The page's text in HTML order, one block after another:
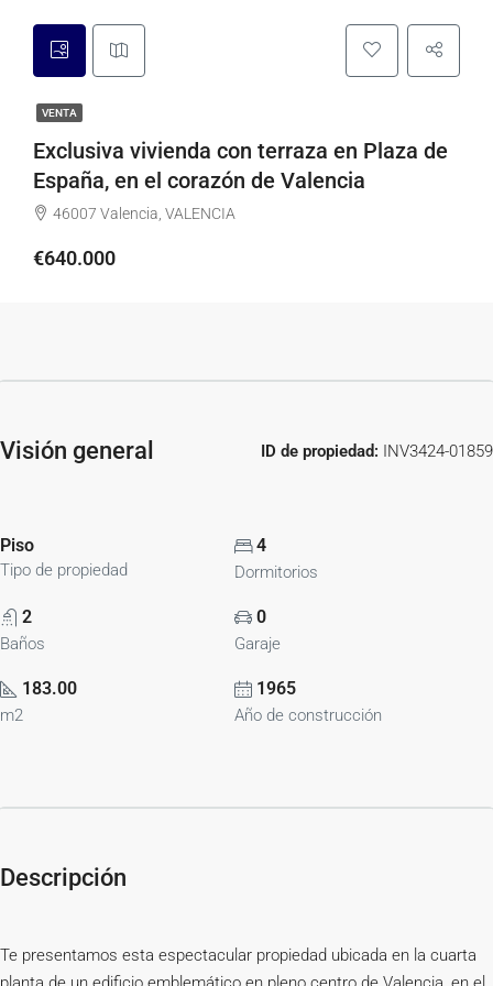
VENTA
Exclusiva vivienda con terraza en Plaza de
España, en el corazón de Valencia
46007 Valencia, VALENCIA
€640.000
Visión general ID de propiedad: INV3424-01859
Piso
Tipo de propiedad
4
Dormitorios
2
Baños
0
Garaje
183.00
m2
1965
Año de construcción
Descripción
Te presentamos esta espectacular propiedad ubicada en la cuarta